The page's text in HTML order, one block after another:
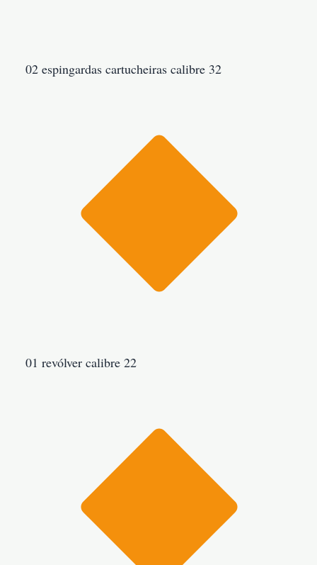
02 espingardas cartucheiras calibre 32
01 revólver calibre 22